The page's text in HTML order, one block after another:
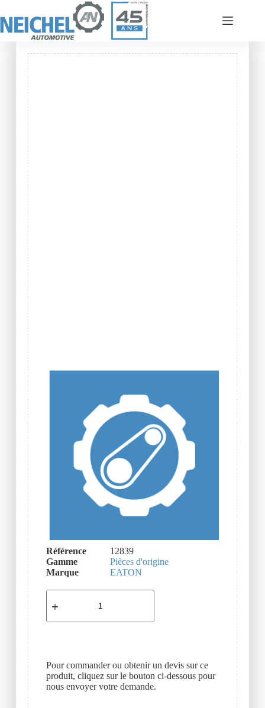
Référence
12839
Gamme
Pièces d'origine
Marque
EATON
Pour commander ou obtenir un devis sur ce
produit, cliquez sur le bouton ci-dessous pour
nous envoyer votre demande.